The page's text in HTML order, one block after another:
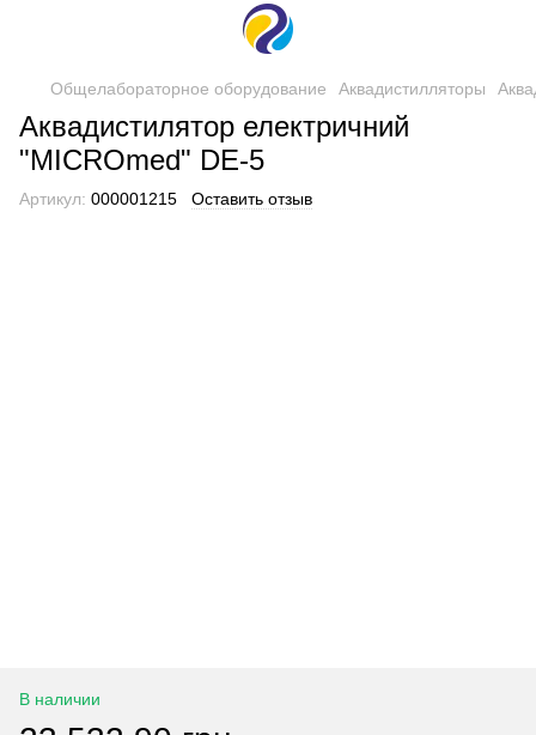
Общелабораторное оборудование Аквадистилляторы
Аквадистилятор електричний
"MICROmed" DE-5
Артикул: 000001215 Оставить отзыв
В наличии